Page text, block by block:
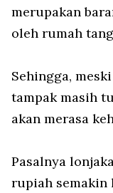
merupakan
oleh rumah
Sehingga,
tampak masih
akan merasa
Pasalnya
rupiah semakin